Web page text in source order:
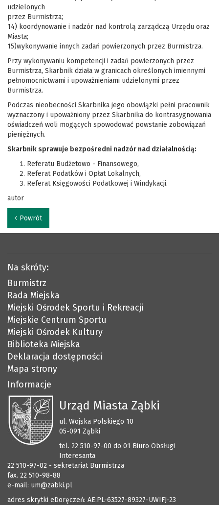
udzielonych
przez Burmistrza;
14) koordynowanie i nadzór nad kontrolą zarządczą Urzędu oraz
Miasta;
15)wykonywanie innych zadań powierzonych przez Burmistrza.
Przy wykonywaniu kompetencji i zadań powierzonych przez
Burmistrza, Skarbnik działa w granicach określonych imiennymi
pełnomocnictwami i upoważnieniami udzielonymi przez
Burmistrza.
Podczas nieobecności Skarbnika jego obowiązki pełni pracownik
wyznaczony i upoważniony przez Skarbnika do kontrasygnowania
oświadczeń woli mogących spowodować powstanie zobowiązań
pieniężnych.
Skarbnik sprawuje bezpośredni nadzór nad działalnością:
Referatu Budżetowo - Finansowego,
Referat Podatków i Opłat Lokalnych,
Referat Księgowości Podatkowej i Windykacji.
autor
Powrót
Na skróty:
Burmistrz
Rada Miejska
Miejski Ośrodek Sportu i Rekreacji
Miejskie Centrum Sportu
Miejski Ośrodek Kultury
Biblioteka Miejska
Deklaracja dostępności
Mapa strony
Informacje
Urząd Miasta Ząbki
ul. Wojska Polskiego 10
05-091 Ząbki
tel. 22 510-97-00 do 01 Biuro Obsługi
Interesanta
22 510-97-02 - sekretariat Burmistrza
fax. 22 510-98-88
e-mail: um@zabki.pl
adres skrytki eDoręczeń: AE:PL-63527-89327-UWIFJ-23